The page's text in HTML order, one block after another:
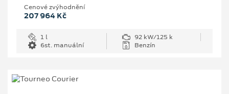
Cenové zvýhodnění
207 964 Kč
1 l
92 kW/125 k
6st. manuální
Benzín